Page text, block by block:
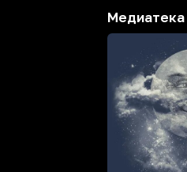
Медиатека